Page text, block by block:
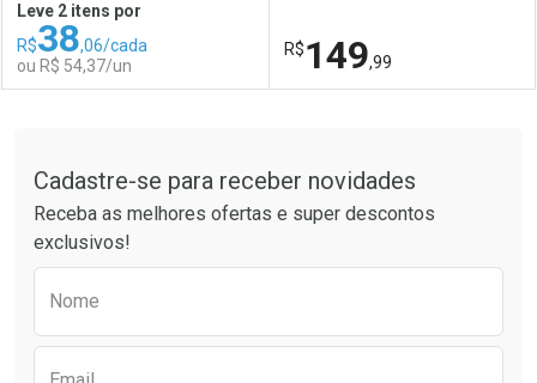
Comprar sem Desconto
Por R$ 68,30/cada
Comprar sem Desconto
Por R$ 68,30/cada
Comprar sem Desconto
Por R$ 36,99/cada
Por R$ 36,99/cada
Leve 2 itens por
R$38,06/cada
ou R$ 54,37/un
Laboratório
Por Menos
R$149,99
Laboratório
Por Menos
Cadastre-se para receber novidades
Receba as melhores ofertas e super descontos
exclusivos!
Nome